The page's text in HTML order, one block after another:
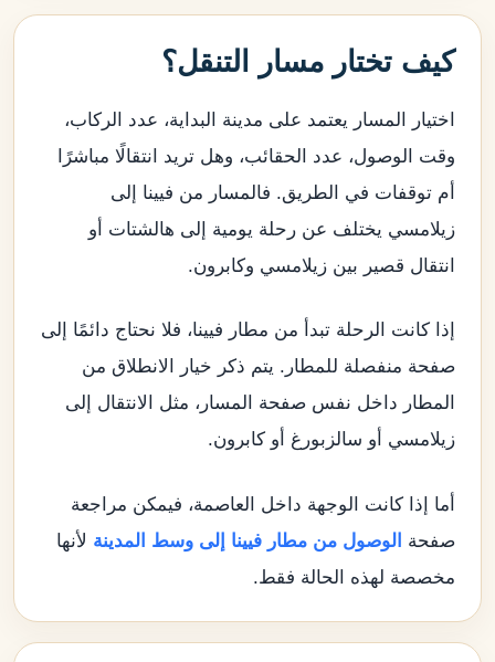
كيف تختار مسار التنقل؟
اختيار المسار يعتمد على مدينة البداية، عدد الركاب،
وقت الوصول، عدد الحقائب، وهل تريد انتقالًا مباشرًا
أم توقفات في الطريق. فالمسار من فيينا إلى
زيلامسي يختلف عن رحلة يومية إلى هالشتات أو
انتقال قصير بين زيلامسي وكابرون.
إذا كانت الرحلة تبدأ من مطار فيينا، فلا نحتاج دائمًا إلى
صفحة منفصلة للمطار. يتم ذكر خيار الانطلاق من
المطار داخل نفس صفحة المسار، مثل الانتقال إلى
زيلامسي أو سالزبورغ أو كابرون.
أما إذا كانت الوجهة داخل العاصمة، فيمكن مراجعة
صفحة الوصول من مطار فيينا إلى وسط المدينة لأنها
مخصصة لهذه الحالة فقط.